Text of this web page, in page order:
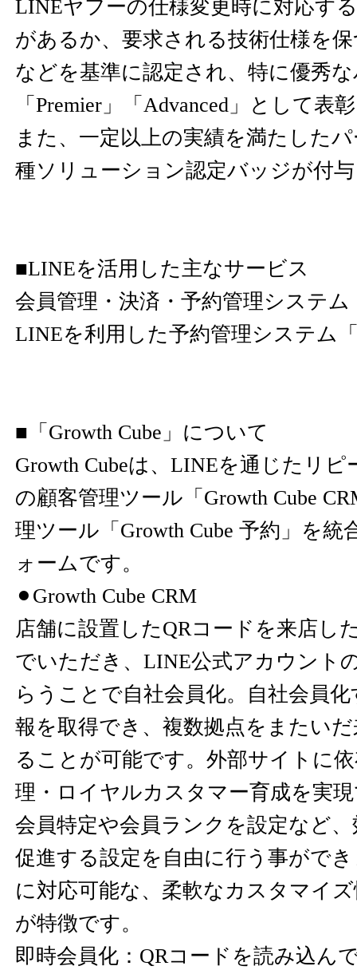
LINEヤフーの仕様変更時に対応す
があるか、要求される技術仕様を
などを基準に認定され、特に優秀
「Premier」「Advanced」として表
また、一定以上の実績を満たした
種ソリューション認定バッジが付
■LINEを活用した主なサービス
会員管理・決済・予約管理システム
LINEを利用した予約管理システム
■「Growth Cube」について
Growth Cubeは、LINEを通じたリ
の顧客管理ツール「Growth Cube
理ツール「Growth Cube 予約」を
ォームです。
⚫︎Growth Cube CRM
店舗に設置したQRコードを来店し
でいただき、LINE公式アカウント
らうことで自社会員化。自社会員
報を取得でき、複数拠点をまたい
ることが可能です。外部サイトに
理・ロイヤルカスタマー育成を実
会員特定や会員ランクを設定など
促進する設定を自由に行う事がで
に対応可能な、柔軟なカスタマイ
が特徴です。
即時会員化：QRコードを読み込ん